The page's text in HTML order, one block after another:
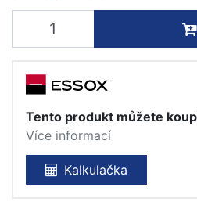
Tento produkt můžete
Více informací
Kalkulačka